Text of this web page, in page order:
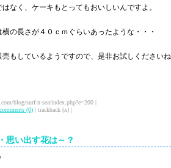
なく、ケーキもとってもおいしいんですよ。
の長さが４０ｃｍぐらいあったような・・・
売もしているようですので、是非お試しください
blog/surf-n-sea/index.php?e=200 |
comments (0) | trackback (x) |
思い出す花は～？